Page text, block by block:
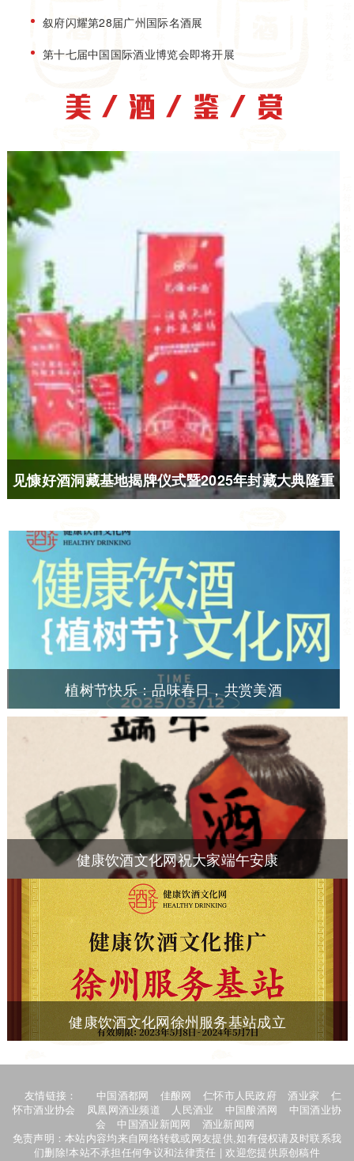
叙府闪耀第28届广州国际名酒展
第十七届中国国际酒业博览会即将开展
见慷好酒洞藏基地揭牌仪式暨2025年封藏大典隆重
植树节快乐：品味春日，共赏美酒
健康饮酒文化网祝大家端午安康
健康饮酒文化网徐州服务基站成立
友情链接： 中国酒都网 佳酿网 仁怀市人民政府 酒业家
仁
怀市酒业协会
凤凰网酒业频道 人民酒业 中国酿酒网
中国酒业协
会
中国酒业新闻网
酒业新闻网
免责声明：本站内容均来自网络转载或网友提供,如有侵权请及时联系我
们删除!本站不承担任何争议和法律责任 | 欢迎您提供原创稿件